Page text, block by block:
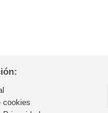
cookies